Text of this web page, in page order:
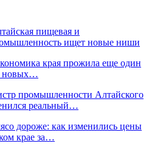
пищевая и
ищет новые ниши
края прожила еще один
новых…
промышленности Алтайского
реальный…
дороже: как изменились цены
крае за…